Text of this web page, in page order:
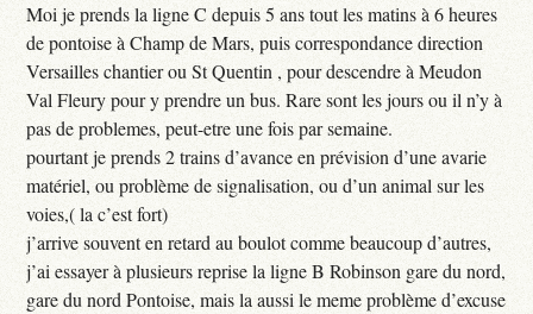
Moi je prends la ligne C depuis 5 ans tout les matins à 6 heures
de pontoise à Champ de Mars, puis correspondance direction
Versailles chantier ou St Quentin , pour descendre à Meudon
Val Fleury pour y prendre un bus. Rare sont les jours ou il n’y à
pas de problemes, peut-etre une fois par semaine.
pourtant je prends 2 trains d’avance en prévision d’une avarie
matériel, ou problème de signalisation, ou d’un animal sur les
voies,( la c’est fort)
j’arrive souvent en retard au boulot comme beaucoup d’autres,
j’ai essayer à plusieurs reprise la ligne B Robinson gare du nord,
gare du nord Pontoise, mais la aussi le meme problème d’excuse